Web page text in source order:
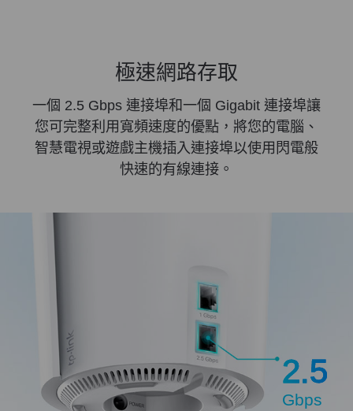
極速網路存取
一個 2.5 Gbps 連接埠和一個 Gigabit 連接埠讓
您可完整利用寬頻速度的優點，將您的電腦、
智慧電視或遊戲主機插入連接埠以使用閃電般
快速的有線連接。
2.5
Gbps